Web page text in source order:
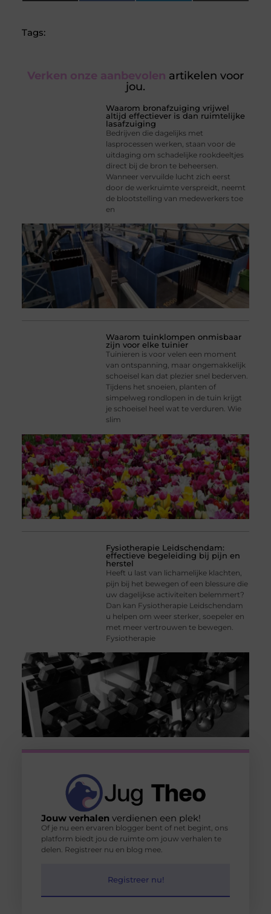
Tags:
Verken onze aanbevolen artikelen voor
jou.
Waarom bronafzuiging vrijwel
altijd effectiever is dan ruimtelijke
lasafzuiging
Bedrijven die dagelijks met
lasprocessen werken, staan voor de
uitdaging om schadelijke rookdeeltjes
direct bij de bron te beheersen.
Wanneer vervuilde lucht zich eerst
door de werkruimte verspreidt, neemt
de blootstelling van medewerkers toe
en
Waarom tuinklompen onmisbaar
zijn voor elke tuinier
Tuinieren is voor velen een moment
van ontspanning, maar ongemakkelijk
schoeisel kan dat plezier snel bederven.
Tijdens het snoeien, planten of
simpelweg rondlopen in de tuin krijgt
je schoeisel heel wat te verduren. Wie
slim
Fysiotherapie Leidschendam:
effectieve begeleiding bij pijn en
herstel
Heeft u last van lichamelijke klachten,
pijn bij het bewegen of een blessure die
uw dagelijkse activiteiten belemmert?
Dan kan Fysiotherapie Leidschendam
u helpen om weer sterker, soepeler en
met meer vertrouwen te bewegen.
Fysiotherapie
Jouw verhalenverdienen een plek!
Of je nu een ervaren blogger bent of net begint, ons
platform biedt jou de ruimte om jouw verhalen te
delen. Registreer nu en blog mee.
Registreer nu!